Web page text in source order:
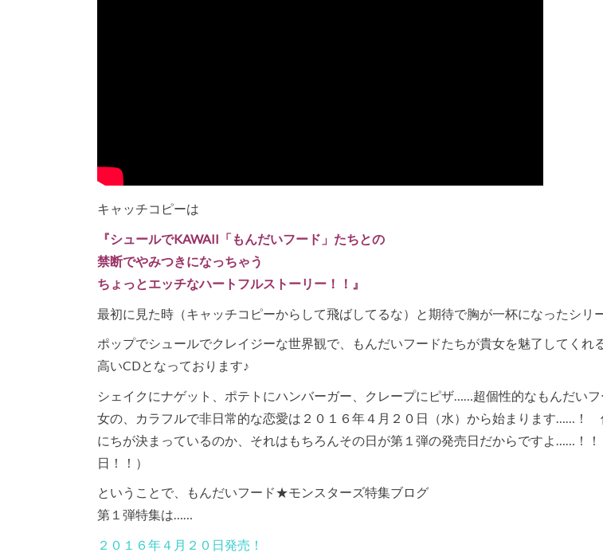
キャッチコピーは
『シュールでKAWAII「もんだいフード」たちとの
禁断でやみつきになっちゃう
ちょっとエッチなハートフルストーリー！！』
最初に見た時（キャッチコピーからして飛ばしてるな）と期待で胸が一杯になったシリ
ポップでシュールでクレイジーな世界観で、もんだいフードたちが貴女を魅了してくれ
高いCDとなっております♪
シェイクにナゲット、ポテトにハンバーガー、クレープにピザ……超個性的なもんだい
女の、カラフルで非日常的な恋愛は２０１６年４月２０日（水）から始まります……！
にちが決まっているのか、それはもちろんその日が第１弾の発売日だからですよ……！！
日！！）
ということで、もんだいフード★モンスターズ特集ブログ
第１弾特集は……
２０１６年４月２０日発売！